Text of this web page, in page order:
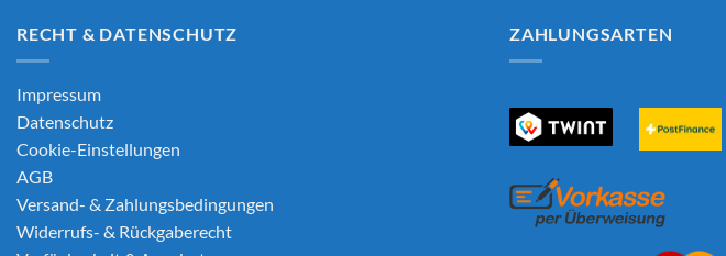
RECHT & DATENSCHUTZ
Impressum
Datenschutz
Cookie-Einstellungen
AGB
Versand- & Zahlungsbedingungen
Widerrufs- & Rückgaberecht
ZAHLUNGSARTEN